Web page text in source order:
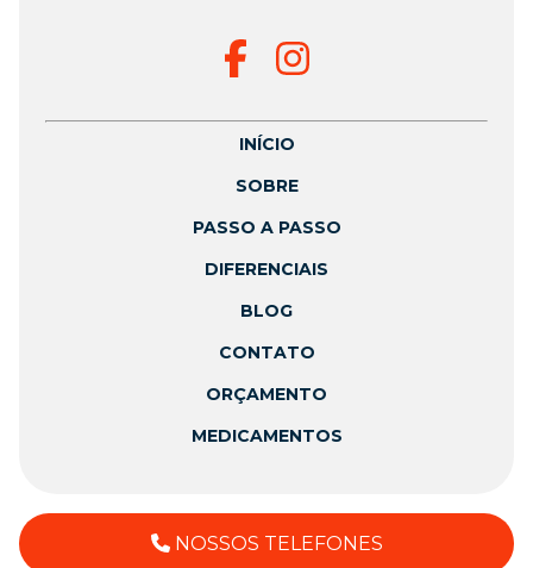
INÍCIO
SOBRE
PASSO A PASSO
DIFERENCIAIS
BLOG
CONTATO
ORÇAMENTO
MEDICAMENTOS
NOSSOS TELEFONES